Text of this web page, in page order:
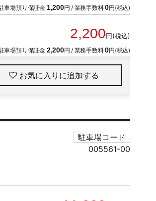
車場預り保証金 1,200円 / 業務手数料 0円(税込)
2,200円(税込)
車場預り保証金 2,200円 / 業務手数料 0円(税込)
お気に入りに追加
駐車場コード
005561-00